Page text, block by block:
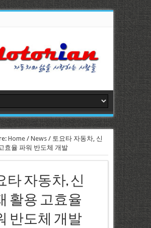
Home/ News/ 토요타 자동차, 신
효율 파워 반도체 개발
타 자동차, 신
활용 고효율
반도체 개발